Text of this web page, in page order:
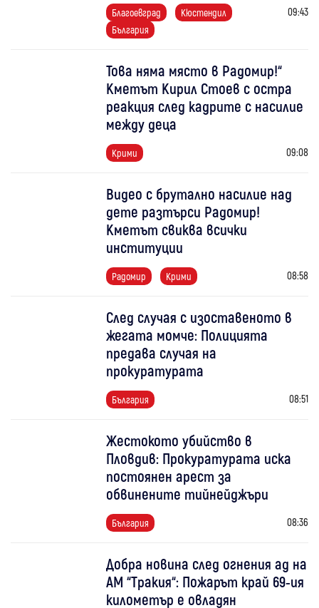
Благоевград
Кюстендил
България
09:43
Това няма място в Радомир!“
Кметът Кирил Стоев с остра
реакция след кадрите с насилие
между деца
Крими 09:08
Видео с брутално насилие над
дете разтърси Радомир!
Кметът свиква всички
институции
Радомир Крими 08:58
След случая с изоставеното в
жегата момче: Полицията
предава случая на
прокуратурата
България 08:51
Жестокото убийство в
Пловдив: Прокуратурата иска
постоянен арест за
обвинените тийнейджъри
България 08:36
Добра новина след огнения ад на
АМ “Тракия“: Пожарът край 69-ия
километър е овладян